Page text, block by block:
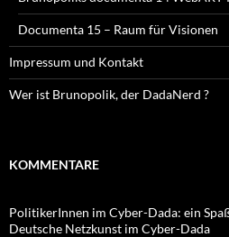
Documenta 15 – Raum für Visionen
Impressum und Kontakt
Wer ist Brunopolik, der DadaNerd ?
KOMMENTARE
PolitikerInnen im Cyber-Dada: ein
Deutsche Netzkunst im Cyber-Dada